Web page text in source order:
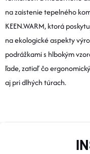
D
A
C
I
E
R
na zaistenie tepelného
KEEN.WARM, ktorá
na ekologické aspekty
podrážkami s hlbokým
ľade, zatiaľ čo
aj pri dlhých túrach.